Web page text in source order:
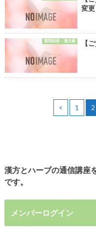
変
質問回答：漢方薬 【
< 1 2
漢方とハーブの通信講座
です。
メンバーログイン